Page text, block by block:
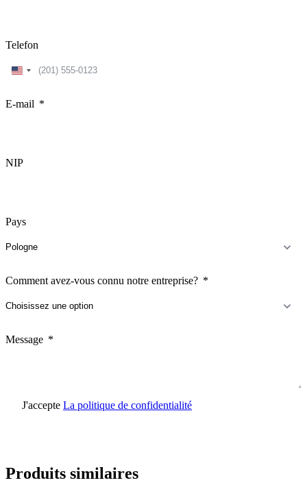
Telefon
United
E-mail
NIP
Pays
Comment avez-vous connu notre entreprise?
Message
J'accepte La politique de confidentialité
Produits similaires